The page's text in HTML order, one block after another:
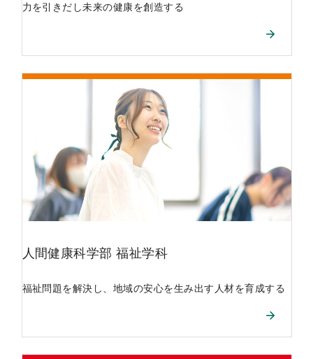
力を引きだし未来の健康を創造する
人間健康科学部 福祉学科
福祉問題を解決し、地域の安心を生み出す人材を育成する